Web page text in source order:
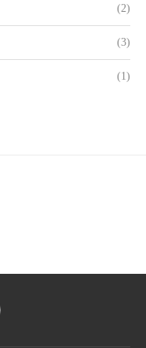
(2)
(3)
(1)